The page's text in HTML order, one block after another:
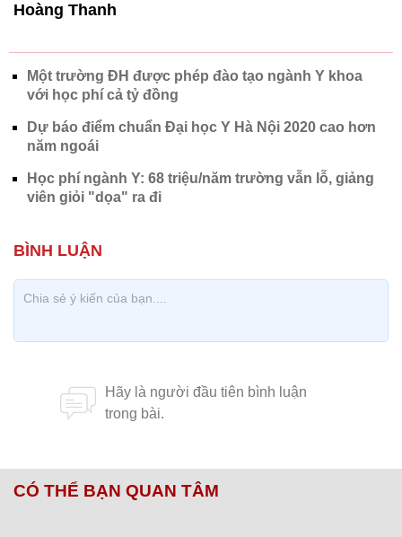
Hoàng Thanh
Một trường ĐH được phép đào tạo ngành Y khoa
với học phí cả tỷ đồng
Dự báo điểm chuẩn Đại học Y Hà Nội 2020 cao hơn
năm ngoái
Học phí ngành Y: 68 triệu/năm trường vẫn lỗ, giảng
viên giỏi "dọa" ra đi
CÓ THỂ BẠN QUAN TÂM